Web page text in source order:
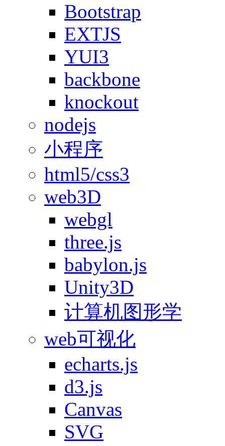
Bootstrap
EXTJS
YUI3
backbone
knockout
nodejs
小程序
html5/css3
web3D
webgl
three.js
babylon.js
Unity3D
计算机图形学
web可视化
echarts.js
d3.js
Canvas
SVG